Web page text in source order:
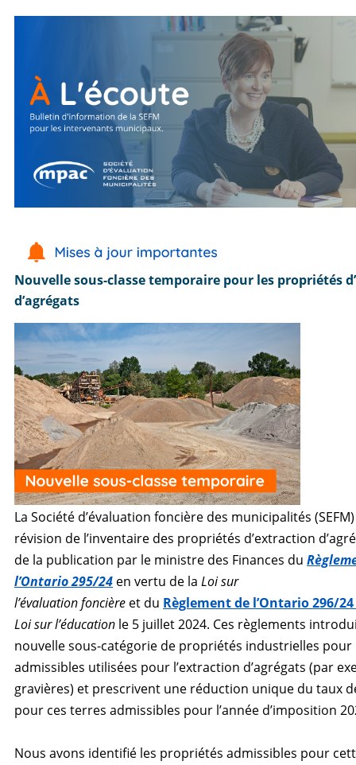
Nouvelle sous-classe temporaire pour les propriétés
d’agrégats
La Société d’évaluation foncière des municipalités
révision de l’inventaire des propriétés d’extraction
de la publication par le ministre des Finances du
l’Ontario 295/24 en vertu de la Loi sur
l’évaluation foncière et du Règlement de l’Ontario 296/24
Loi sur l’éducation le 5 juillet 2024. Ces règlements
nouvelle sous-catégorie de propriétés industrielles pour
admissibles utilisées pour l’extraction d’agrégats (par
gravières) et prescrivent une réduction unique du taux
pour ces terres admissibles pour l’année d’imposition
Nous avons identifié les propriétés admissibles pour